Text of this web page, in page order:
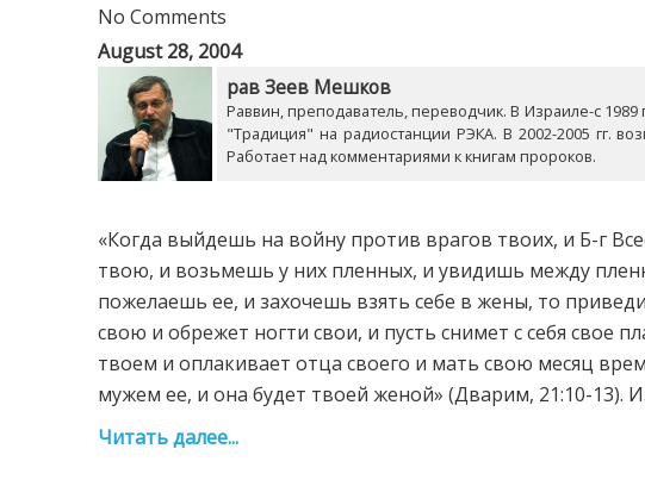
No Comments
August 28, 2004
рав Зеев Мешков
Раввин, преподаватель, переводчик. В Израиле-с 1989
"Традиция" на радиостанции РЭКА. В 2002-2005 гг.
Работает над комментариями к книгам пророков.
«Когда выйдешь на войну против врагов твоих, и Б-г
твою, и возьмешь у них пленных, и увидишь между
пожелаешь ее, и захочешь взять себе в жены, то
свою и обрежет ногти свои, и пусть снимет с себя свое
твоем и оплакивает отца своего и мать свою месяц
мужем ее, и она будет твоей женой» (Дварим, 21:10-13).
Читать далее...